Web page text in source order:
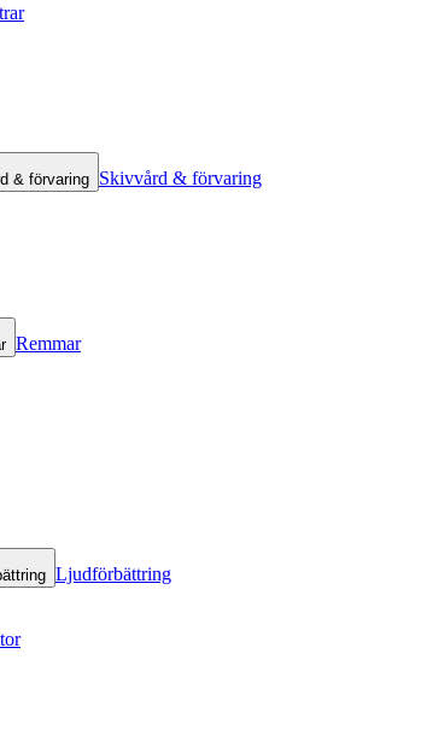
& förvaring Skivvård & förvaring
Remmar
Ljudförbättring